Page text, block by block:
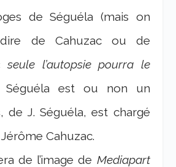
de Séguéla (mais on
de Cahuzac ou de
seule l’autopsie pourra le
est ou non un
de J. Séguéla, est chargé
Cahuzac.
de l’image de Mediapart